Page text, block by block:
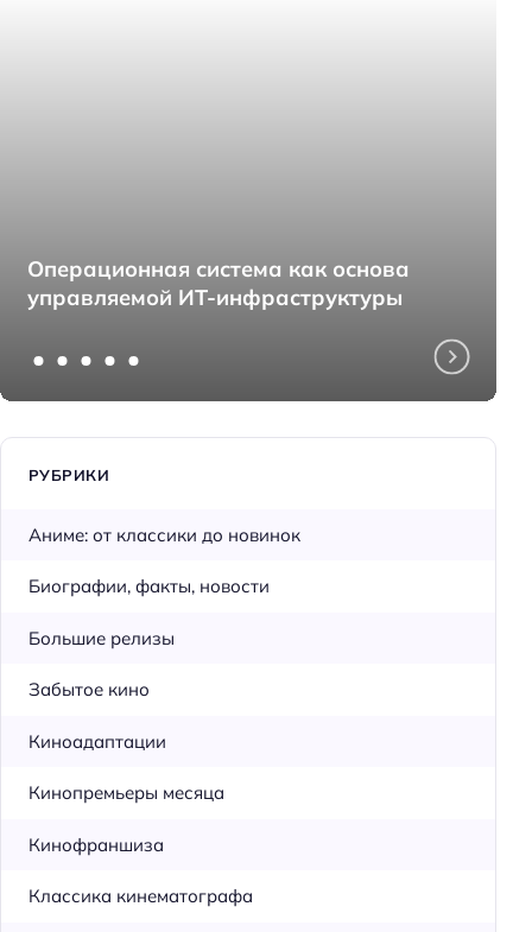
Операционная система как основа
управляемой ИТ-инфраструктуры
РУБРИКИ
Аниме: от классики до новинок
Биографии, факты, новости
Большие релизы
Забытое кино
Киноадаптации
Кинопремьеры месяца
Кинофраншиза
Классика кинематографа